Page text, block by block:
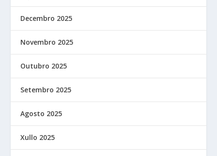
Decembro 2025
Novembro 2025
Outubro 2025
Setembro 2025
Agosto 2025
Xullo 2025